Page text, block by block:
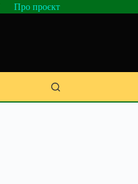
Про проєкт